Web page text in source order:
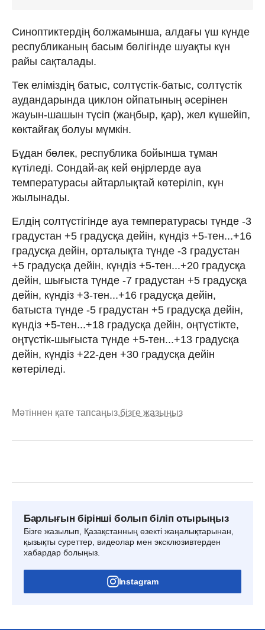
Синоптиктердің болжамынша, алдағы үш күнде
республиканың басым бөлігінде шуақты күн
райы сақталады.
Тек еліміздің батыс, солтүстік-батыс, солтүстік
аудандарында циклон ойпатының әсерінен
жауын-шашын түсіп (жаңбыр, қар), жел күшейіп,
көктайғақ болуы мүмкін.
Бұдан бөлек, республика бойынша тұман
күтіледі. Сондай-ақ кей өңірлерде ауа
температурасы айтарлықтай көтеріліп, күн
жылынады.
Елдің солтүстігінде ауа температурасы түнде -3
градустан +5 градусқа дейін, күндіз +5-тен...+16
градусқа дейін, орталықта түнде -3 градустан
+5 градусқа дейін, күндіз +5-тен...+20 градусқа
дейін, шығыста түнде -7 градустан +5 градусқа
дейін, күндіз +3-тен...+16 градусқа дейін,
батыста түнде -5 градустан +5 градусқа дейін,
күндіз +5-тен...+18 градусқа дейін, оңтүстікте,
оңтүстік-шығыста түнде +5-тен...+13 градусқа
дейін, күндіз +22-ден +30 градусқа дейін
көтеріледі.
Мәтіннен қате тапсаңыз,бізге жазыңыз
Барлығын бірінші болып біліп отырыңыз
Бізге жазылып, Қазақстанның өзекті жаңалықтарынан,
қызықты суреттер, видеолар мен эксклюзивтерден
хабардар болыңыз.
Instagram